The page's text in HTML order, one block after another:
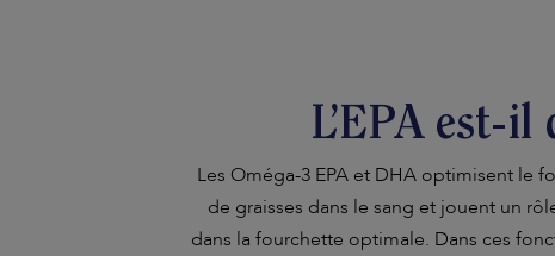
L’EPA est-
Les Oméga-3 EPA et DHA optimisent le
de graisses dans le sang et jouent un
dans la fourchette optimale. Dans ces